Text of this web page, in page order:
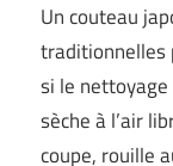
Un couteau
traditionnelles
si le nettoyage
sèche à l’air
coupe, rouille